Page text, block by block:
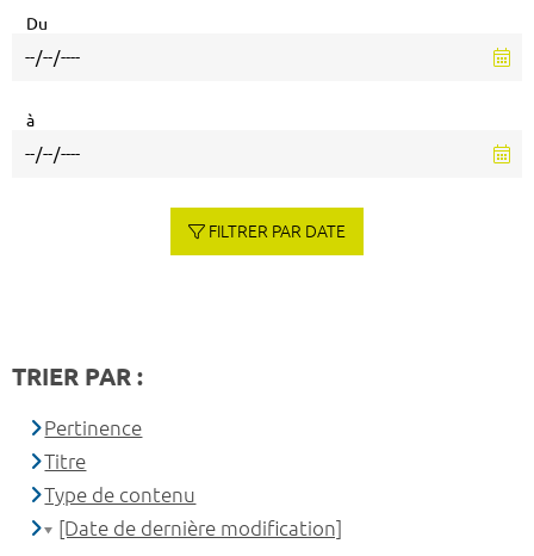
Du
à
FILTRER PAR DATE
TRIER PAR :
Pertinence
Titre
Type de contenu
[Date de dernière modification]